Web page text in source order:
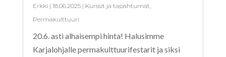
Erkki | 18.06.2025| Kurssit ja tapahtumat
Permakulttuuri
20.6. asti alhaisempi hinta! Halusimme
Karjalohjalle permakulttuurifestarit ja siksi